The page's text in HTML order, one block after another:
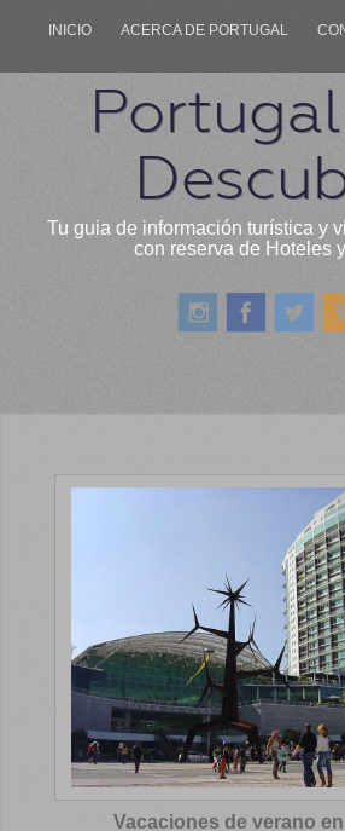
INICIO ACERCA DE PORTUGAL
Tu guia de información turística y
con reserva de Hoteles
Vacaciones de verano